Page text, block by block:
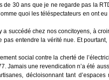
de 30 ans que je ne regarde pas la
quoi les téléspectateurs en ont
succédé chez nos concitoyens, à
entendre la vérité nue. Et
social contre la cherté de
Jamais une revendication n’a été
décloisonnant tant